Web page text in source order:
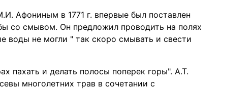
Афониным в 1771 г. впервые был поставлен
со смывом. Он предложил проводить на полях
воды не могли " так скоро смывать и свести
пахать и делать полосы поперек горы". А.Т.
многолетних трав в сочетании с